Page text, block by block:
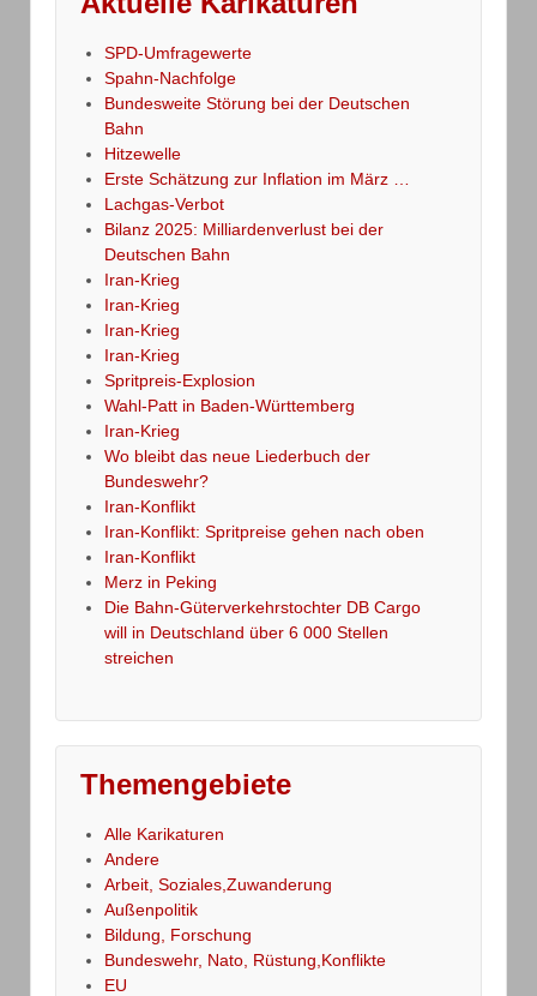
SPD-Umfragewerte
Spahn-Nachfolge
Bundesweite Störung bei der Deutschen
Bahn
Hitzewelle
Erste Schätzung zur Inflation im März …
Lachgas-Verbot
Bilanz 2025: Milliardenverlust bei der
Deutschen Bahn
Iran-Krieg
Iran-Krieg
Iran-Krieg
Iran-Krieg
Spritpreis-Explosion
Wahl-Patt in Baden-Württemberg
Iran-Krieg
Wo bleibt das neue Liederbuch der
Bundeswehr?
Iran-Konflikt
Iran-Konflikt: Spritpreise gehen nach oben
Iran-Konflikt
Merz in Peking
Die Bahn-Güterverkehrstochter DB Cargo
will in Deutschland über 6 000 Stellen
streichen
Themengebiete
Alle Karikaturen
Andere
Arbeit, Soziales,Zuwanderung
Außenpolitik
Bildung, Forschung
Bundeswehr, Nato, Rüstung,Konflikte
EU